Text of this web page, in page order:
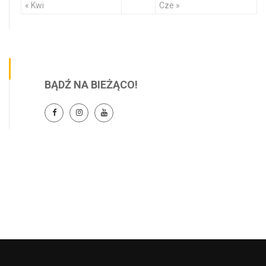
« Kwi Cze »
BĄDŹ NA BIEŻĄCO!